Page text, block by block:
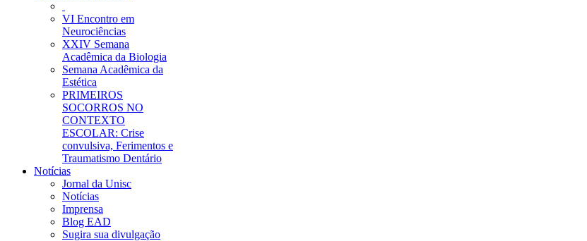
VI Encontro em
Neurociências
XXIV Semana
Acadêmica da Biologia
Semana Acadêmica da
Estética
PRIMEIROS
SOCORROS NO
CONTEXTO
ESCOLAR: Crise
convulsiva, Ferimentos e
Traumatismo Dentário
Notícias
Jornal da Unisc
Notícias
Imprensa
Blog EAD
Sugira sua divulgação